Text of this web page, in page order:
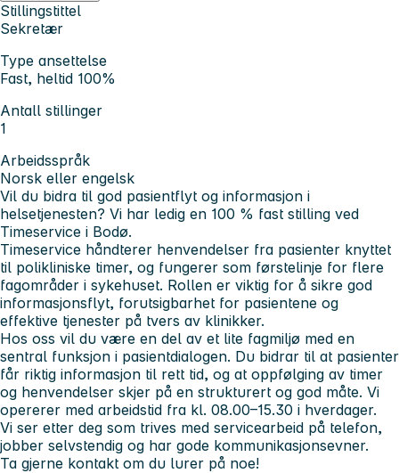
Stillingstittel
Sekretær
Type ansettelse
Fast, heltid 100%
Antall stillinger
1
Arbeidsspråk
Norsk eller engelsk
Vil du bidra til god pasientflyt og informasjon i
helsetjenesten? Vi har ledig en 100 % fast stilling ved
Timeservice i Bodø.
Timeservice håndterer henvendelser fra pasienter knyttet
til polikliniske timer, og fungerer som førstelinje for flere
fagområder i sykehuset. Rollen er viktig for å sikre god
informasjonsflyt, forutsigbarhet for pasientene og
effektive tjenester på tvers av klinikker.
Hos oss vil du være en del av et lite fagmiljø med en
sentral funksjon i pasientdialogen. Du bidrar til at pasienter
får riktig informasjon til rett tid, og at oppfølging av timer
og henvendelser skjer på en strukturert og god måte. Vi
opererer med arbeidstid fra kl. 08.00–15.30 i hverdager.
Vi ser etter deg som trives med servicearbeid på telefon,
jobber selvstendig og har gode kommunikasjonsevner.
Ta gjerne kontakt om du lurer på noe!